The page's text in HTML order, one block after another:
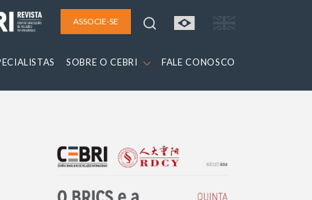
ASSOCIE-SE
SOBRE O CEBRI FALE CONOSCO